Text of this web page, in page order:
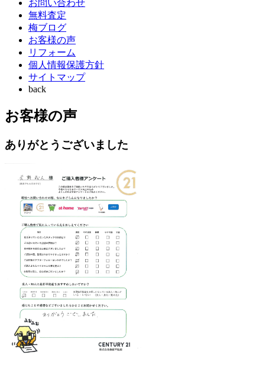
お問い合わせ
無料査定
梅ブログ
お客様の声
リフォーム
個人情報保護方針
サイトマップ
back
お客様の声
ありがとうございました